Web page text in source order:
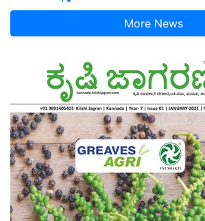
More News